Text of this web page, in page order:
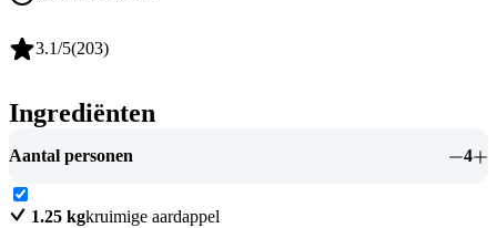
3.1/5(203)
Ingrediënten
Aantal personen 4
1.25 kgkruimige aardappel